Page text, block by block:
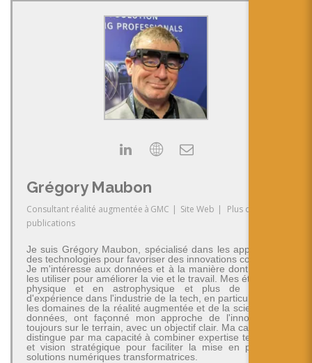
Grégory Maubon
Consultant réalité augmentée à GMC | Site Web |
Plus de
publications
Je suis Grégory Maubon, spécialisé dans les applications
des technologies pour favoriser des innovations concrètes.
Je m'intéresse aux données et à la manière dont on peut
les utiliser pour améliorer la vie et le travail. Mes études en
physique et en astrophysique et plus de 30 ans
d'expérience dans l'industrie de la tech, en particulier dans
les domaines de la réalité augmentée et de la science des
données, ont façonné mon approche de l'innovation -
toujours sur le terrain, avec un objectif clair. Ma carrière se
distingue par ma capacité à combiner expertise technique
et vision stratégique pour faciliter la mise en place de
solutions numériques transformatrices.